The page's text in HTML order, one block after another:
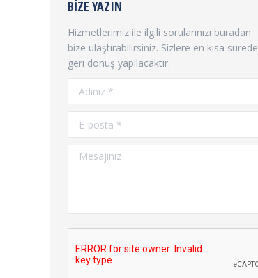
BIZE YAZIN
Hizmetlerimiz ile ilgili sorularınızı buradan
bize ulaştırabilirsiniz. Sizlere en kısa sürede
geri dönüş yapılacaktır.
Adınız *
E-posta *
Mesajınız